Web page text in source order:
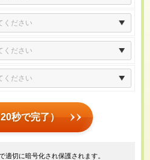
秒で完了）
適切に暗号化され保護されます。